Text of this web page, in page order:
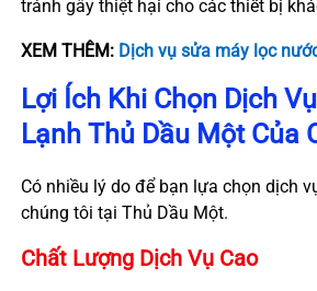
tránh gây thiệt hại cho các thiết bị
XEM THÊM: Dịch vụ sửa máy lọc
Lợi Ích Khi Chọn Dịch
Lạnh Thủ Dầu Một Của
Có nhiều lý do để bạn lựa chọn dịch
chúng tôi tại Thủ Dầu Một.
Chất Lượng Dịch Vụ Cao